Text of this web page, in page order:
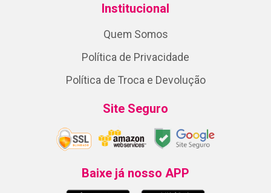
Institucional
Quem Somos
Política de Privacidade
Política de Troca e Devolução
Site Seguro
Baixe já nosso APP